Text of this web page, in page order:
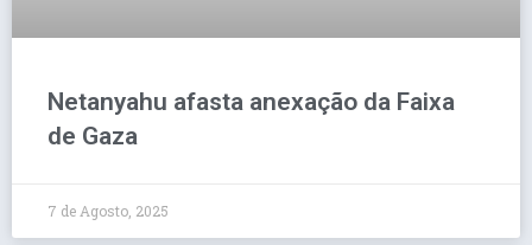
Netanyahu afasta anexação da Faixa
de Gaza
7 de Agosto, 2025